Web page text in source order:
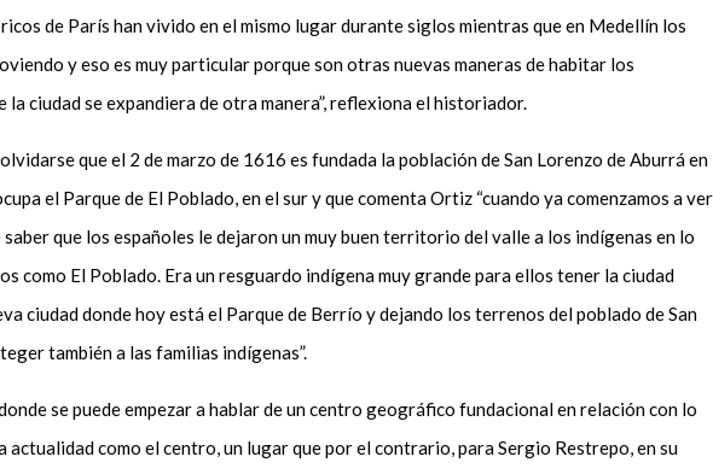
de París han vivido en el mismo lugar durante siglos mientras que en Medellín los
yeso es muy particular porque son otras nuevas maneras de habitar los
la ciudad se expandiera de otra manera”, reflexiona el historiador.
queel 2 de marzo de 1616 es fundada la población de San Lorenzo de Aburrá en
el Parque de El Poblado, en el sur y que comenta Ortiz “cuando ya comenzamos a ver
saber que los españoles le dejaron un muy buenterritorio delvalle a los indígenas en lo
como El Poblado. Era un resguardo indígena muy grande para ellos tener la ciudad
ciudad donde hoy está el Parque de Berrío ydejando los terrenos del poblado de San
también a las familias indígenas”.
se puede empezar a hablar de un centro geográfico fundacional en relación con lo
actualidad como el centro, un lugar que por el contrario, para Sergio Restrepo,en su